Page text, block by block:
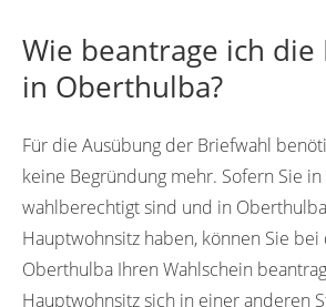
Wie beantrage ich die
in Oberthulba?
Für die Ausübung der Briefwahl
keine Begründung mehr. Sofern Sie
wahlberechtigt sind und in
Hauptwohnsitz haben, können Sie bei
Oberthulba Ihren Wahlschein
Hauptwohnsitz sich in einer anderen